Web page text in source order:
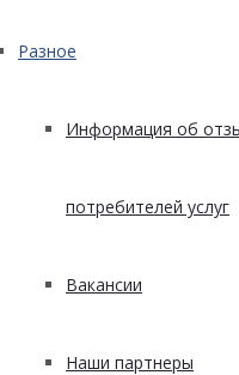
Разное
Информация об
потребителей услуг
Вакансии
Наши партнеры